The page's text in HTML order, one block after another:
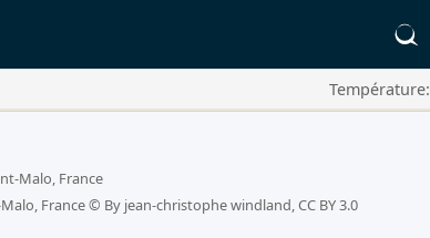
Température:
France © By jean-christophe windland, CC BY 3.0